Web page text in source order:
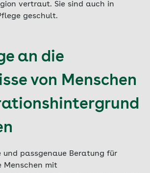
vertraut. Sie sind auch in
geschult.
an die
von Menschen
und passgenaue Beratung für
Menschen mit